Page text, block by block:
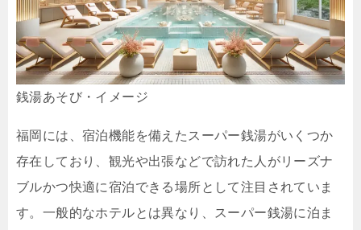
銭湯あそび・イメージ
福岡には、宿泊機能を備えたスーパー銭湯がいくつか
存在しており、観光や出張などで訪れた人がリーズナ
ブルかつ快適に宿泊できる場所として注目されていま
す。一般的なホテルとは異なり、スーパー銭湯に泊ま